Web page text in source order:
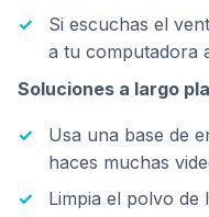
Si escuchas el
a tu computadora
Soluciones a largo
Usa una base de
haces muchas
Limpia el polvo de